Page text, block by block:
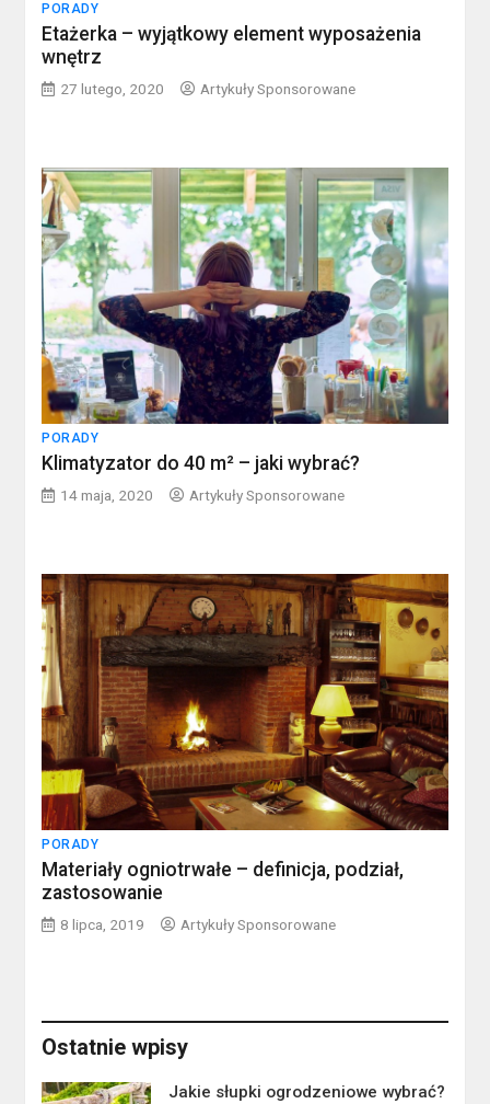
PORADY
Etażerka – wyjątkowy element wyposażenia
wnętrz
27 lutego, 2020 Artykuły Sponsorowane
PORADY
Klimatyzator do 40 m² – jaki wybrać?
14 maja, 2020 Artykuły Sponsorowane
PORADY
Materiały ogniotrwałe – definicja, podział,
zastosowanie
8 lipca, 2019 Artykuły Sponsorowane
Ostatnie wpisy
Jakie słupki ogrodzeniowe wybrać?